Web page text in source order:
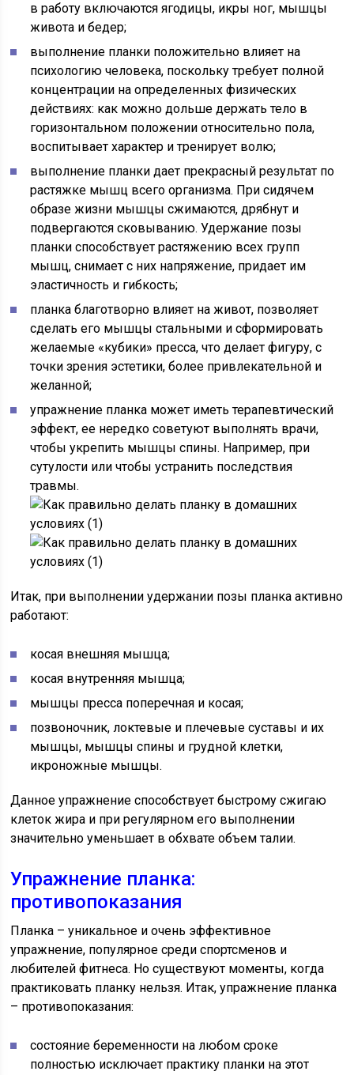
в работу включаются ягодицы, икры ног, мышцы
живота и бедер;
выполнение планки положительно влияет на
психологию человека, поскольку требует полной
концентрации на определенных физических
действиях: как можно дольше держать тело в
горизонтальном положении относительно пола,
воспитывает характер и тренирует волю;
выполнение планки дает прекрасный результат по
растяжке мышц всего организма. При сидячем
образе жизни мышцы сжимаются, дрябнут и
подвергаются сковыванию. Удержание позы
планки способствует растяжению всех групп
мышц, снимает с них напряжение, придает им
эластичность и гибкость;
планка благотворно влияет на живот, позволяет
сделать его мышцы стальными и сформировать
желаемые «кубики» пресса, что делает фигуру, с
точки зрения эстетики, более привлекательной и
желанной;
упражнение планка может иметь терапевтический
эффект, ее нередко советуют выполнять врачи,
чтобы укрепить мышцы спины. Например, при
сутулости или чтобы устранить последствия
травмы.
Итак, при выполнении удержании позы планка активно
работают:
косая внешняя мышца;
косая внутренняя мышца;
мышцы пресса поперечная и косая;
позвоночник, локтевые и плечевые суставы и их
мышцы, мышцы спины и грудной клетки,
икроножные мышцы.
Данное упражнение способствует быстрому сжигаю
клеток жира и при регулярном его выполнении
значительно уменьшает в обхвате объем талии.
Упражнение планка:
противопоказания
Планка – уникальное и очень эффективное
упражнение, популярное среди спортсменов и
любителей фитнеса. Но существуют моменты, когда
практиковать планку нельзя. Итак, упражнение планка
– противопоказания:
состояние беременности на любом сроке
полностью исключает практику планки на этот